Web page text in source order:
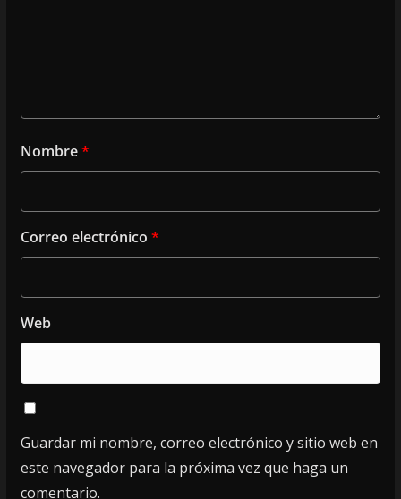
Nombre*
Correo electrónico *
Web
Guardar mi nombre, correo electrónico y sitio web en
este navegador para la próxima vez que haga un
comentario.